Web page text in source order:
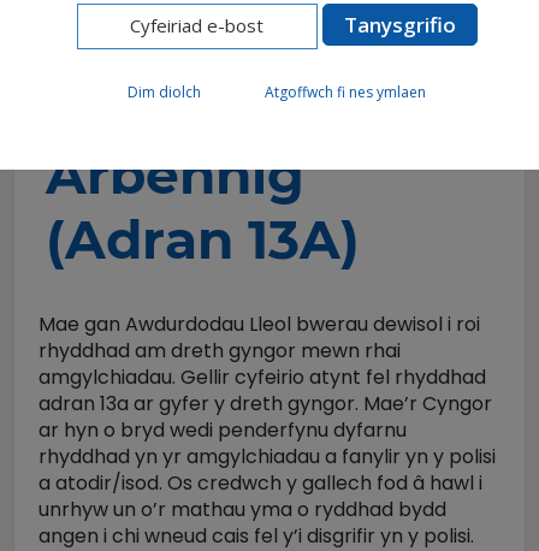
Amgylchiadau
Arbennig
(Adran 13A)
Mae gan Awdurdodau Lleol bwerau dewisol i roi
rhyddhad am dreth gyngor mewn rhai
amgylchiadau. Gellir cyfeirio atynt fel rhyddhad
adran 13a ar gyfer y dreth gyngor. Mae’r Cyngor
ar hyn o bryd wedi penderfynu dyfarnu
rhyddhad yn yr amgylchiadau a fanylir yn y polisi
a atodir/isod. Os credwch y gallech fod â hawl i
unrhyw un o’r mathau yma o ryddhad bydd
angen i chi wneud cais fel y’i disgrifir yn y polisi.
Dim diolch Atgoffwch fi nes ymlaen